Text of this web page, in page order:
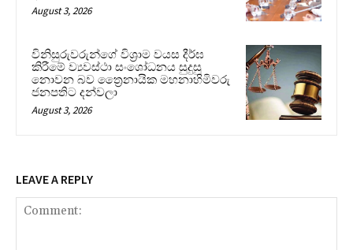
August 3, 2026
විනිසුරුවරුන්ගේ විශ්‍රාම වයස දීර්ඝ
කිරීමේ ව්‍යවස්ථා සංශෝධනය සුදුසු
නොවන බව ත්‍රෛනායික මහනාහිමිවරු
ජනපතිට දන්වලා
August 3, 2026
LEAVE A REPLY